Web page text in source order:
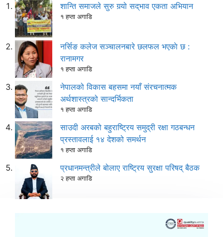
शान्ति समाजले सुरु गर्‍यो सद्‌भाव एकता अभियान
१ हप्ता अगाडि
नर्सिङ कलेज सञ्चालनबारे छलफल भएकाे छ :
रानामगर
१ हप्ता अगाडि
नेपालको विकास बहसमा नयाँ संरचनात्मक
अर्थशास्त्रको सान्दर्भिकता
१ हप्ता अगाडि
साउदी अरबको बहुराष्ट्रिय समुद्री रक्षा गठबन्धन
प्रस्तावलाई १४ देशको समर्थन
१ हप्ता अगाडि
प्रधानमन्त्रीले बोलाए राष्ट्रिय सुरक्षा परिषद् बैठक
२ हप्ता अगाडि